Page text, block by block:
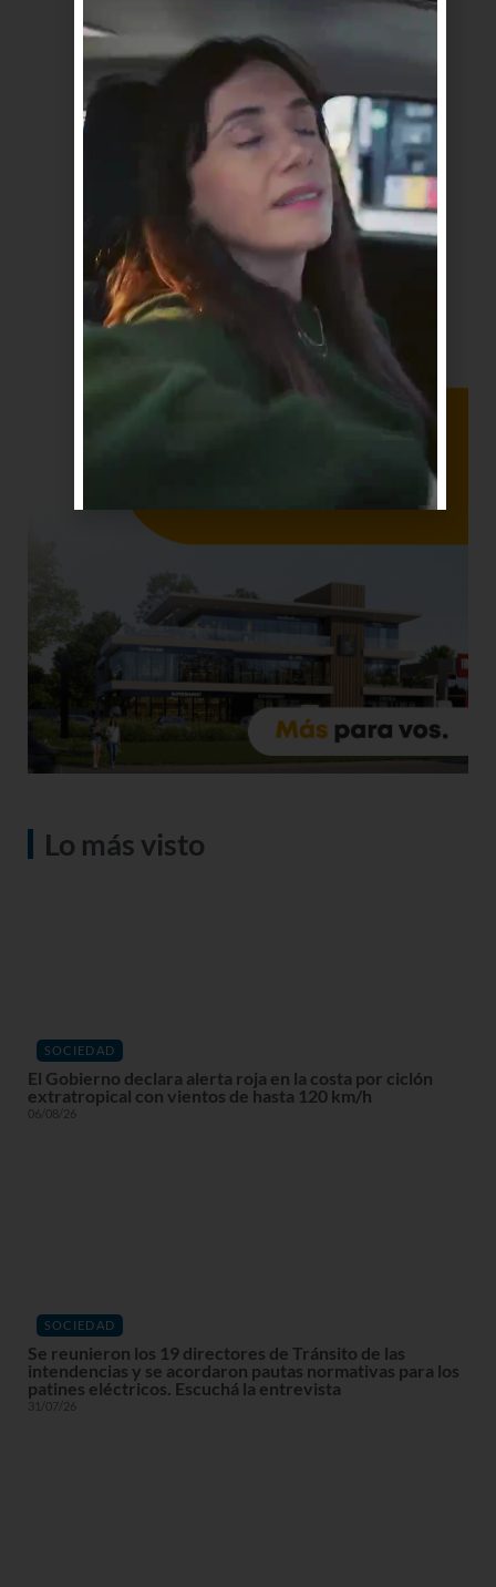
Lo más visto
SOCIEDAD
El Gobierno declara alerta roja en la costa por ciclón
extratropical con vientos de hasta 120 km/h
06/08/26
SOCIEDAD
Se reunieron los 19 directores de Tránsito de las
intendencias y se acordaron pautas normativas para los
patines eléctricos. Escuchá la entrevista
31/07/26